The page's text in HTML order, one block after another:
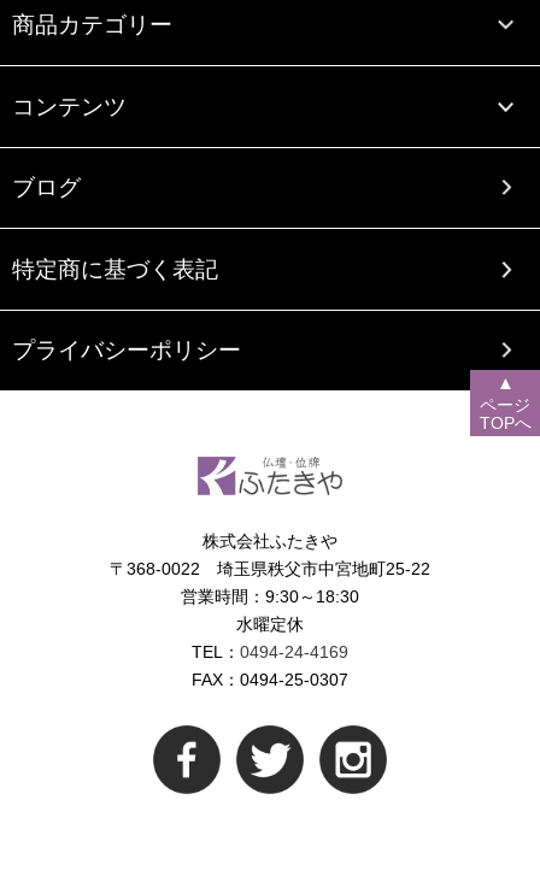
商品カテゴリー
コンテンツ
ブログ
特定商に基づく表記
プライバシーポリシー
株式会社ふたきや
〒368-0022 埼玉県秩父市中宮地町25-22
営業時間：9:30～18:30
水曜定休
TEL： 0494-24-4169
FAX：0494-25-0307
▲
ページ
TOPへ